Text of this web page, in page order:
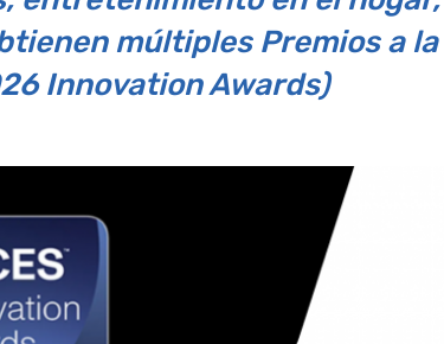
múltiples Premios a la
Innovation Awards)